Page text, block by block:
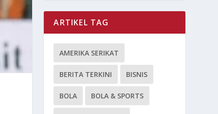
ARTIKEL TAG
AMERIKA SERIKAT
BERITA TERKINI BISNIS
BOLA BOLA & SPORTS